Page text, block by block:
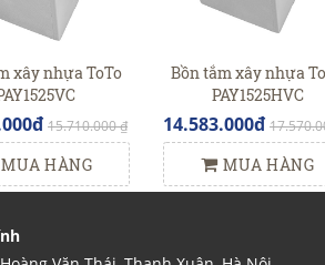
xây nhựa ToTo
15.710.000 ₫
MUA HÀNG
Bồn tắm xây nhựa
PAY1525HVC
14.583.000đ
MUA HÀNG